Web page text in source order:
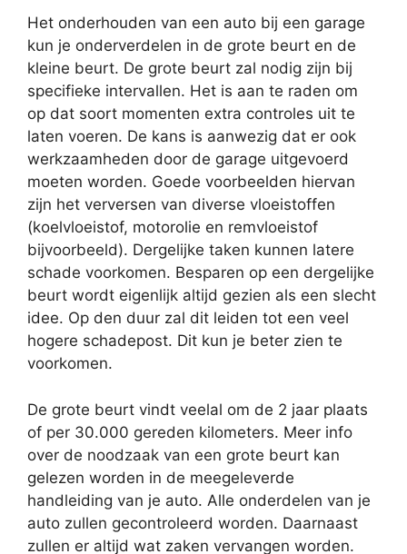
Het onderhouden van een auto bij een garage
kun je onderverdelen in de grote beurt en de
kleine beurt. De grote beurt zal nodig zijn bij
specifieke intervallen. Het is aan te raden om
op dat soort momenten extra controles uit te
laten voeren. De kans is aanwezig dat er ook
werkzaamheden door de garage uitgevoerd
moeten worden. Goede voorbeelden hiervan
zijn het verversen van diverse vloeistoffen
(koelvloeistof, motorolie en remvloeistof
bijvoorbeeld). Dergelijke taken kunnen latere
schade voorkomen. Besparen op een dergelijke
beurt wordt eigenlijk altijd gezien als een slecht
idee. Op den duur zal dit leiden tot een veel
hogere schadepost. Dit kun je beter zien te
voorkomen.
De grote beurt vindt veelal om de 2 jaar plaats
of per 30.000 gereden kilometers. Meer info
over de noodzaak van een grote beurt kan
gelezen worden in de meegeleverde
handleiding van je auto. Alle onderdelen van je
auto zullen gecontroleerd worden. Daarnaast
zullen er altijd wat zaken vervangen worden.